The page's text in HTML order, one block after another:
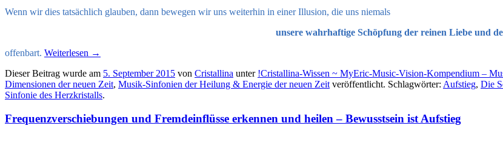
Wenn wir dies tatsächlich glauben, dann bewegen wir uns weiterhin in einer Illusion, die uns niemals
unsere wahrhaftige Schöpfung der reinen Liebe und
offenbart. Weiterlesen →
Dieser Beitrag wurde am 5. September 2015 von Cristallina unter !Cristallina-Wissen ~ MyEric-Music-Vision-Kompendium –
Dimensionen der neuen Zeit, Musik-Sinfonien der Heilung & Energie der neuen Zeit veröffentlicht. Schlagwörter: Aufstieg, Die
Sinfonie des Herzkristalls.
Frequenzverschiebungen und Fremdeinflüsse erkennen und heilen – Bewusstsein ist Aufstieg